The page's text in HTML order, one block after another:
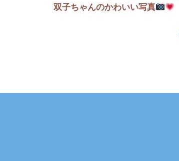
双子ちゃんのかわいい写真